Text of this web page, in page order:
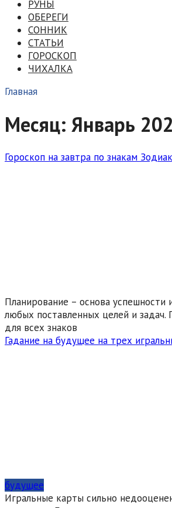
РУНЫ
ОБЕРЕГИ
СОННИК
СТАТЬИ
ГОРОСКОП
ЧИХАЛКА
Главная
Месяц: Январь
Гороскоп на завтра по знакам
Планирование – основа успешности
любых поставленных целей и задач.
для всех знаков
Гадание на будущее на трех
будущее
Игральные карты сильно